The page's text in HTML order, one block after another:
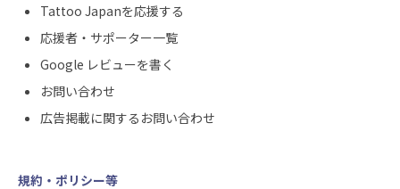
Tattoo Japanを応援する
応援者・サポーター一覧
Google レビューを書く
お問い合わせ
広告掲載に関するお問い合わせ
規約・ポリシー等